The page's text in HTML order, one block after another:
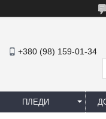
+380 (98) 159-01-34
ПЛЕДИ